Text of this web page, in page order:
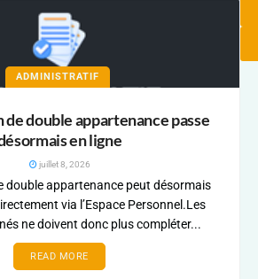
ADMINISTRATIF
de double appartenance passe
en ligne
juillet 8, 2026
double appartenance peut désormais
via l’Espace Personnel.Les
ne doivent donc plus compléter...
READ MORE